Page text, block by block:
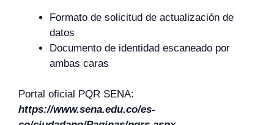
Formato de solicitud de actualización de
datos
Documento de identidad escaneado por
ambas caras
Portal oficial PQR SENA:
https://www.sena.edu.co/es-